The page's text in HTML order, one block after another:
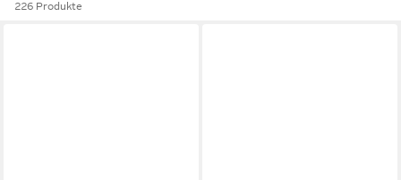
226 Produkte